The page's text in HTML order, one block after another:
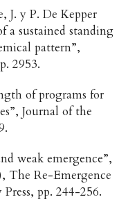
J. y P. De Kepper
a sustained standing
pattern”,
2953.
of programs for
Journal of the
weak emergence”,
The Re-Emergence
pp. 244-256.